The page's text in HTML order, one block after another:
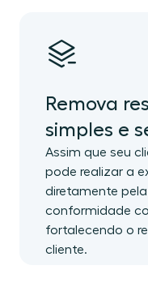
Remova
simples e
Assim que seu
pode realizar a
diretamente
conformidade
fortalecendo o
cliente.